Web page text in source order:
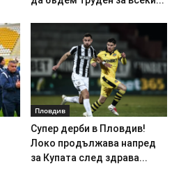
Пловдив
Супер дерби в Пловдив!
Локо продължава напред
за Купата след здрава...